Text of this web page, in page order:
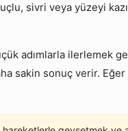
sivri veya yüzeyi
adımlarla ilerlemek
sakin sonuç verir.